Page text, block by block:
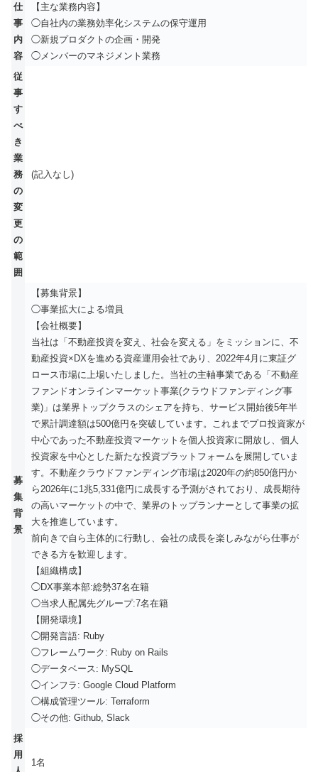
仕
事
内
容
【主な業務内容】
◯自社内の業務効率化システムの保守運用
◯新規プロダクトの企画・開発
◯メンバーのマネジメント業務
従
事
す
べ
き
業
務
の
変
更
の
範
囲
(記入なし)
募
集
背
景
【募集背景】
◯事業拡大による増員
【会社概要】
当社は「不動産投資を変え、社会を変える」をミッションに、不
動産投資×DXを進める資産運用会社であり、2022年4月に東証グ
ロース市場に上場いたしました。当社の主軸事業である「不動産
ファンドオンラインマーケット事業(クラウドファンディング事
業)」は業界トップクラスのシェアを持ち、サービス開始後5年半
で累計調達額は500億円を突破しています。これまでプロ投資家が
中心であった不動産投資マーケットを個人投資家に開放し、個人
投資家を中心とした新たな投資プラットフォームを展開していま
す。不動産クラウドファンディング市場は2020年の約850億円か
ら2026年に1兆5,331億円に成長する予測がされており、成長期待
の高いマーケットの中で、業界のトップランナーとして事業の拡
大を推進しています。
前向きで自ら主体的に行動し、会社の成長を楽しみながら仕事が
できる方を歓迎します。
【組織構成】
◯DX事業本部:総勢37名在籍
◯当求人配属先グループ:7名在籍
【開発環境】
◯開発言語: Ruby
◯フレームワーク: Ruby on Rails
◯データベース: MySQL
◯インフラ: Google Cloud Platform
◯構成管理ツール: Terraform
◯その他: Github, Slack
採
用
1名